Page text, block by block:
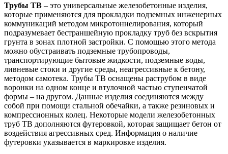
Трубы ТВ – это универсальные железобетонные изделия,
которые применяются для прокладки подземных инженерных
коммуникаций методом микротоннелирования, который
подразумевает бестраншейную прокладку труб без вскрытия
грунта в зонах плотной застройки. С помощью этого метода
можно обустраивать подземные трубопроводы,
транспортирующие бытовые жидкости, подземные воды,
ливневые стоки и другие среды, неагрессивные к бетону,
методом самотека. Трубы ТВ оснащены раструбом в виде
воронки на одном конце и втулочной частью ступенчатой
формы – на другом. Данные изделия соединяются между
собой при помощи стальной обечайки, а также резиновых и
компрессионных колец. Некоторые модели железобетонных
труб ТВ дополняются футеровкой, которая защищает бетон от
воздействия агрессивных сред. Информация о наличие
футеровки указывается в маркировке изделия.